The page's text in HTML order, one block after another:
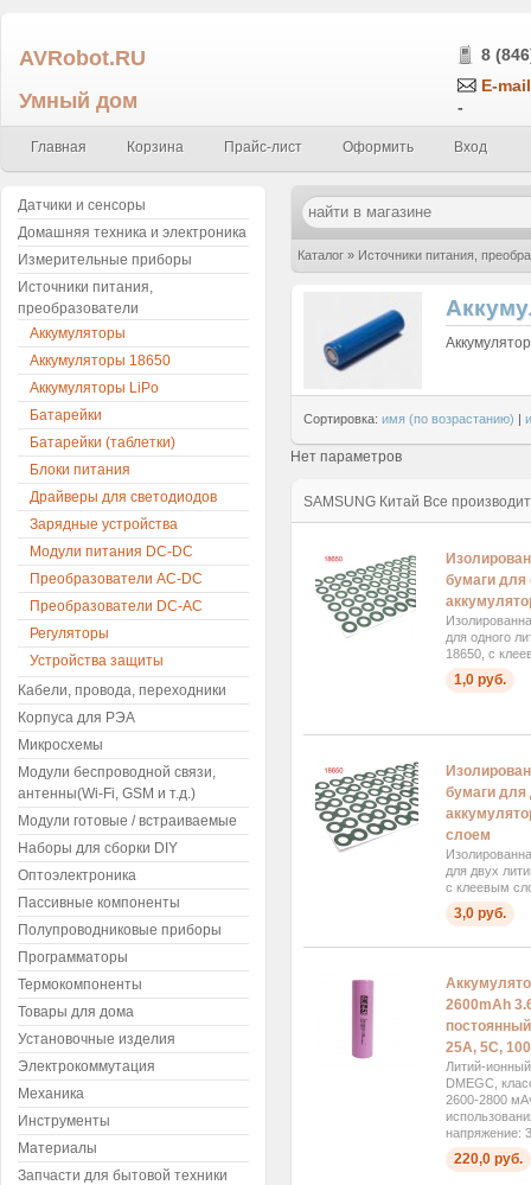
AVRobot.RU
Умный дом
8
E-
-
Главная Корзина Прайс-лист Оформить Вход
Каталог » Источники питания,
Сортировка: имя (по возрастанию) |
Нет параметров
SAMSUNG Китай Все
бумаги для
для одного
18650, с
1,0 руб.
бумаги для
слоем
для двух
с клеевым
3,0 руб.
2600mAh
25А, 5C,
Литий-
DMEGC,
2600-2800
напряжение:
220,0 руб.
Датчики и сенсоры
Домашняя техника и электроника
Измерительные приборы
Источники питания,
преобразователи
Аккумуляторы
Аккумуляторы 18650
Аккумуляторы LiPo
Батарейки
Батарейки (таблетки)
Блоки питания
Драйверы для светодиодов
Зарядные устройства
Модули питания DC-DC
Преобразователи AC-DC
Преобразователи DC-AC
Регуляторы
Устройства защиты
Кабели, провода, переходники
Корпуса для РЭА
Микросхемы
Модули беспроводной связи,
антенны(Wi-Fi, GSM и т.д.)
Модули готовые / встраиваемые
Наборы для сборки DIY
Оптоэлектроника
Пассивные компоненты
Полупроводниковые приборы
Программаторы
Термокомпоненты
Товары для дома
Установочные изделия
Электрокоммутация
Механика
Инструменты
Материалы
Запчасти для бытовой техники